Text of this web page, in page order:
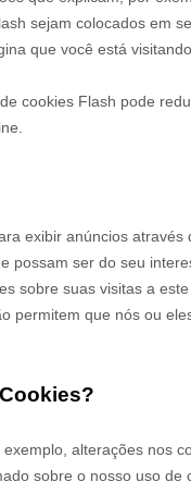
sejam colocados em
que você está
cookies Flash pode
exibir anúncios
ser do seu
sobre suas visitas a
permitem que nós ou
alterações nos
sobre o nosso uso de